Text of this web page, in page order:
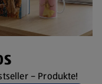
– Produkte!